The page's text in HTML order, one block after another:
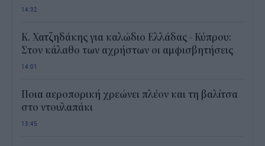
14:32
Κ. Χατζηδάκης για καλώδιο Ελλάδας - Κύπρου:
Στον κάλαθο των αχρήστων οι αμφισβητήσεις
14:01
Ποια αεροπορική χρεώνει πλέον και τη βαλίτσα
στο ντουλαπάκι
13:45